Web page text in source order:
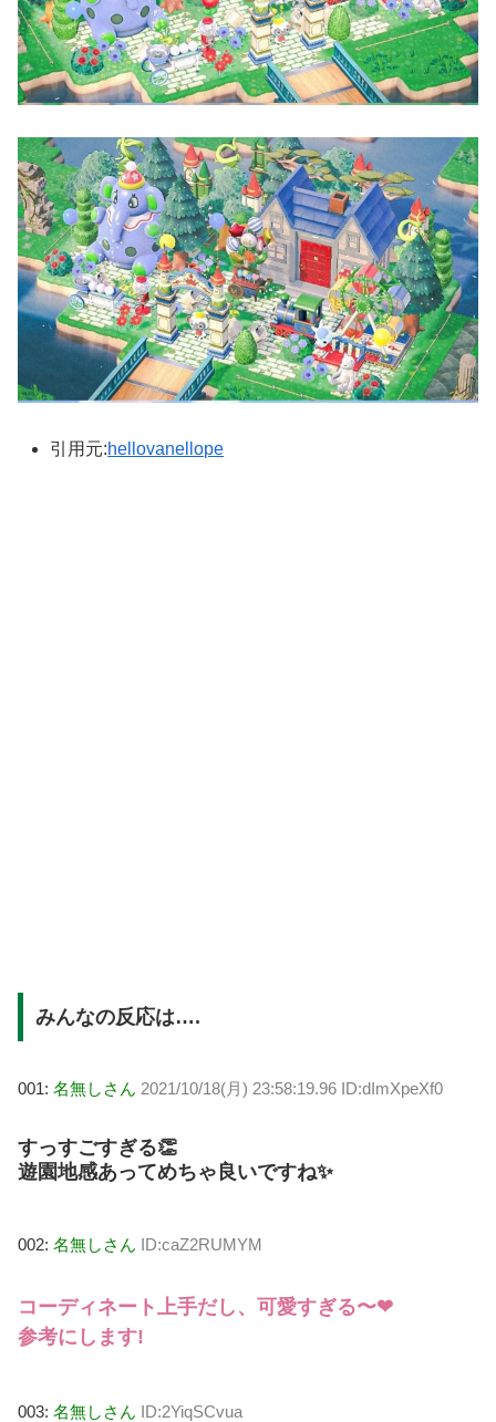
引用元:hellovanellope
みんなの反応は….
001: 名無しさん 2021/10/18(月) 23:58:19.96 ID:dImXpeXf0
すっすごすぎる👏
遊園地感あってめちゃ良いですね✨
002: 名無しさん ID:caZ2RUMYM
コーディネート上手だし、可愛すぎる〜❤
参考にします!
003: 名無しさん ID:2YiqSCvua